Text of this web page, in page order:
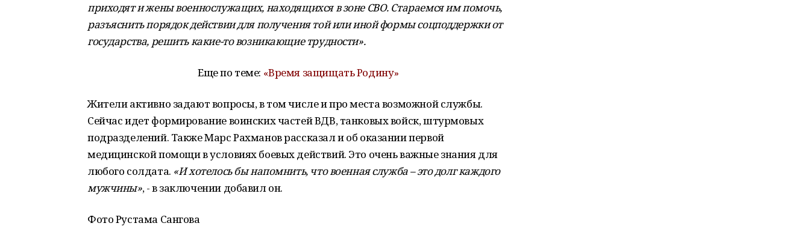
приходят и жены военнослужащих, находящихся в зоне СВО. Стараемся им помочь,
разъяснить порядок действии для получения той или иной формы соцподдержки от
государства, решить какие-то возникающие трудности».
Еще по теме: «Время защищать Родину»
Жители активно задают вопросы, в том числе и про места возможной службы.
Сейчас идет формирование воинских частей ВДВ, танковых войск, штурмовых
подразделений. Также Марс Рахманов рассказал и об оказании первой
медицинской помощи в условиях боевых действий. Это очень важные знания для
любого солдата. «И хотелось бы напомнить, что военная служба – это долг каждого
мужчины», - в заключении добавил он.
Фото Рустама Сангова